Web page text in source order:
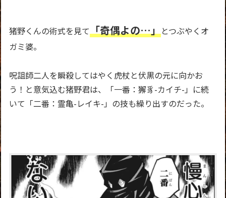
猪野くんの術式を見て 「奇偶よの…」
とつぶやくオ
ガミ婆。
呪詛師二人を瞬殺してはやく虎杖と伏黒の元に向かお
う！と意気込む猪野君は、「一番：獬豸-カイチ-」に続
いて「二番：霊亀-レイキ-」の技も繰り出すのだった。